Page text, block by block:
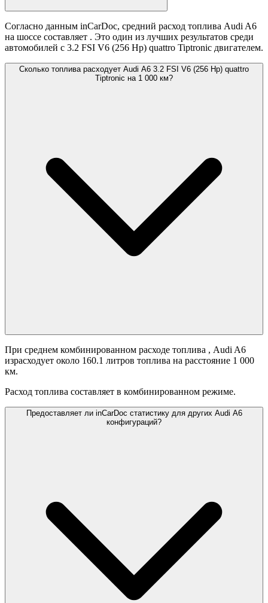
Согласно данным inCarDoc, средний расход топлива Audi A6
на шоссе составляет . Это один из лучших результатов среди
автомобилей с 3.2 FSI V6 (256 Hp) quattro Tiptronic двигателем.
Сколько топлива расходует Audi A6 3.2 FSI V6 (256 Hp) quattro
Tiptronic на 1 000 км?
При среднем комбинированном расходе топлива , Audi A6
израсходует около 160.1 литров топлива на расстояние 1 000
км.
Расход топлива составляет в комбинированном режиме.
Предоставляет ли inCarDoc статистику для других Audi A6
конфигураций?